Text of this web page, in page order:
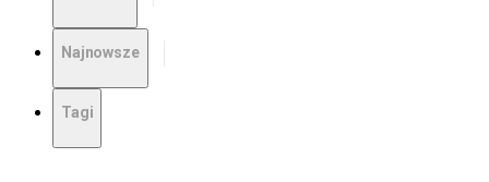
Najnowsze
Tagi